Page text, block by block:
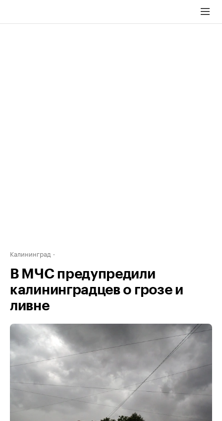
Калининград
В МЧС предупредили
калининградцев о грозе и
ливне